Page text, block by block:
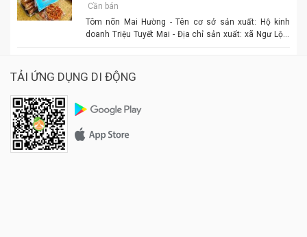
Cần bán
Tôm nõn Mai Hường - Tên cơ sở sản xuất: Hộ kinh
doanh Triệu Tuyết Mai - Địa chỉ sản xuất: xã Ngư Lộc,
Giá: 600.000 đồng - 1.500.000 đồng/tùy size
TẢI ỨNG DỤNG DI ĐỘNG